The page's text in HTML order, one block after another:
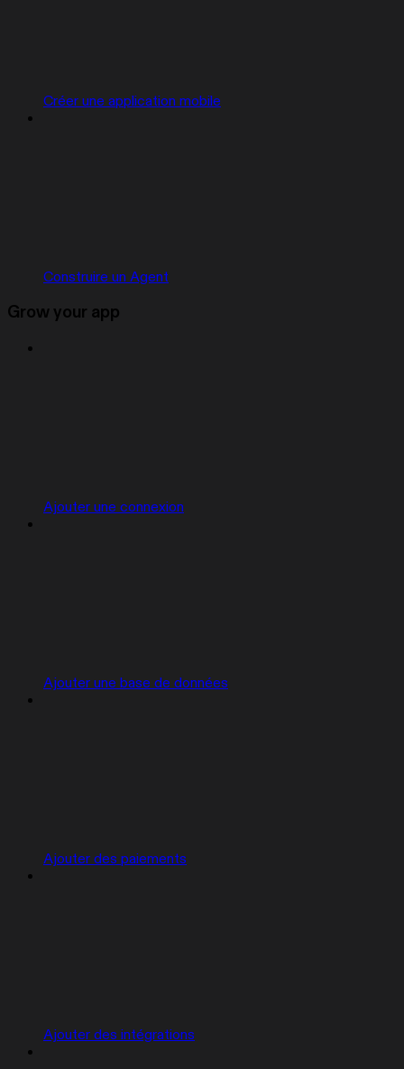
Créer une application mobile
Construire un Agent
Grow your app
Ajouter une connexion
Ajouter une base de données
Ajouter des paiements
Ajouter des intégrations